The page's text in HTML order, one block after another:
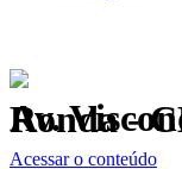
Av. Visconde de
Política de Privacidade.
Acessar o conteúdo